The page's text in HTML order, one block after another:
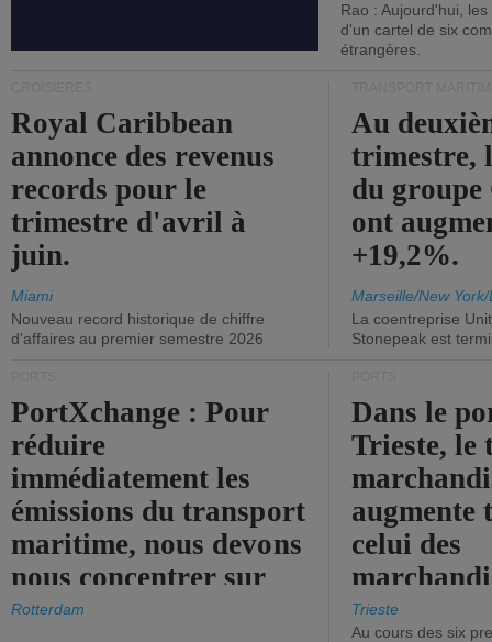
Rao : Aujourd'hui,
d'un cartel de six
étrangères.
Royal Caribbean
annonce des revenus
records pour le
trimestre d'avril à
juin.
Miami
Nouveau record historique de chiffre
d'affaires au premier semestre 2026
Au
trimestre,
du
ont
+19,2%.
Marseille/New
La coentreprise
Stonepeak est
PortXchange : Pour
réduire
immédiatement les
émissions du transport
maritime, nous devons
nous concentrer sur
les ports.
Rotterdam
Dans le
Trieste, le
augmente
celui des
diminue.
Trieste
Au cours des six